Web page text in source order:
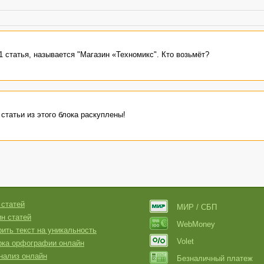
называется "Магазин «Техномикс". Кто возьмёт?
из этого блока раскуплены!
статей
текст на уникальность
орфографии онлайн
онлайн
МИР / СБП
WebMoney
Volet
Безналичный платеж